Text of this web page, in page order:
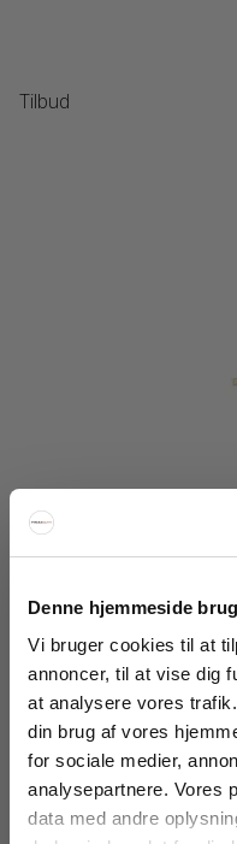
Denne hjemmeside
Vi bruger cookies til at
annoncer, til at vise dig
at analysere vores
din brug af vores
for sociale medier,
analysepartnere. Vores
data med andre
Tilbud
Karup Design Keeper
Karup Design
958-140210002618600M
1.799 DKK
1.649 DKK
Vis produkt
FÅ
*Din rabat kan ikke